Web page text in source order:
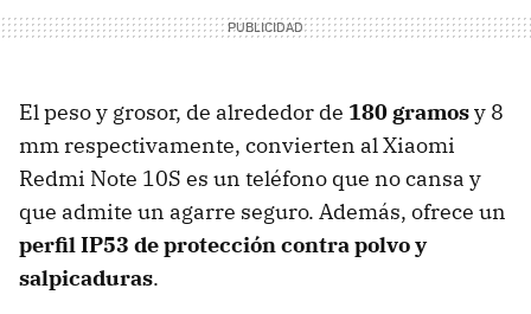
El peso y grosor, de alrededor de 180 gramosy 8
mm respectivamente, convierten al Xiaomi
Redmi Note 10S es un teléfono que no cansa y
que admite un agarre seguro. Además, ofrece un
perfil IP53 de protección contra polvo y
salpicaduras.